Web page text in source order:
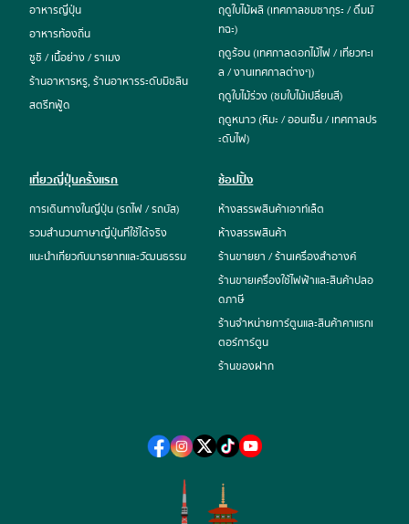
อาหารญี่ปุ่น
อาหารท้องถิ่น
ซูชิ / เนื้อย่าง / ราเมง
ร้านอาหารหรู, ร้านอาหารระดับมิชลิน
สตรีทฟู้ด
ฤดูใบไม้ผลิ (เทศกาลชมซากุระ / ดื่มมั
ทฉะ)
ฤดูร้อน (เทศกาลดอกไม้ไฟ / เที่ยวทะเ
ล / งานเทศกาลต่างๆ)
ฤดูใบไม้ร่วง (ชมใบไม้เปลี่ยนสี)
ฤดูหนาว (หิมะ / ออนเซ็น / เทศกาลปร
ะดับไฟ)
เที่ยวญี่ปุ่นครั้งแรก
การเดินทางในญี่ปุ่น (รถไฟ / รถบัส)
รวมสำนวนภาษาญี่ปุ่นที่ใช้ได้จริง
แนะนำเกี่ยวกับมารยาทและวัฒนธรรม
ช้อปปิ้ง
ห้างสรรพสินค้าเอาท์เล็ต
ห้างสรรพสินค้า
ร้านขายยา / ร้านเครื่องสำอางค์
ร้านขายเครื่องใช้ไฟฟ้าและสินค้าปลอ
ดภาษี
ร้านจำหน่ายการ์ตูนและสินค้าคาแรกเ
ตอร์การ์ตูน
ร้านของฝาก